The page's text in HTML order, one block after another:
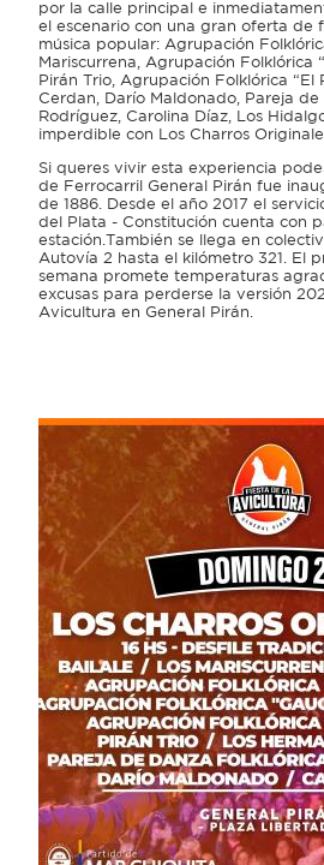
por la calle principal e
el escenario con una gran oferta de
música popular: Agrupación
Mariscurrena, Agrupación Folklórica
Pirán Trio, Agrupación Folklórica “El
Cerdan, Darío Maldonado, Pareja
Rodríguez, Carolina Díaz, Los
imperdible con Los Charros
Si queres vivir esta experiencia
de Ferrocarril General Pirán fue
de 1886. Desde el año 2017 el
del Plata - Constitución cuenta con
estación.También se llega en
Autovía 2 hasta el kilómetro 321. El
semana promete temperaturas
excusas para perderse la versión
Avicultura en General Pirán.